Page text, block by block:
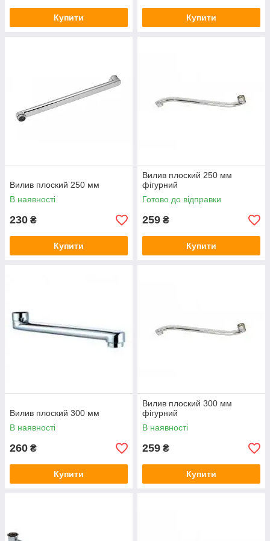
Купити Купити
Вилив плоский 250 мм
В наявності
230 ₴
Купити
Вилив плоский 250 мм
фігурний
Готово до відправки
259 ₴
Купити
Вилив плоский 300 мм
В наявності
260 ₴
Купити
Вилив плоский 300 мм
фігурний
В наявності
259 ₴
Купити